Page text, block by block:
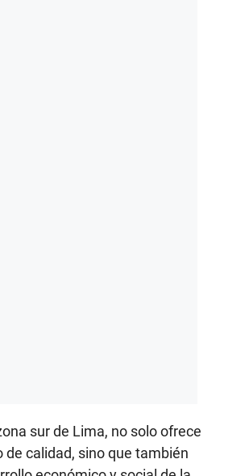
sur de Lima, no solo ofrece
calidad, sino que también